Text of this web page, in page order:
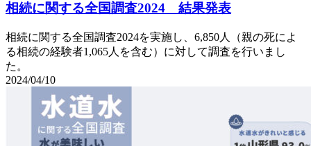
相続に関する全国調査2024 結果発表
相続に関する全国調査2024を実施し、6,850人（親の死によ
る相続の経験者1,065人を含む）に対して調査を行いまし
た。
2024/04/10